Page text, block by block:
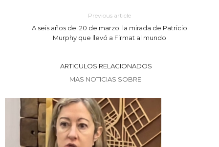
Previous article
A seis años del 20 de marzo: la mirada de Patricio
Murphy que llevó a Firmat al mundo
ARTICULOS RELACIONADOS
MAS NOTICIAS SOBRE